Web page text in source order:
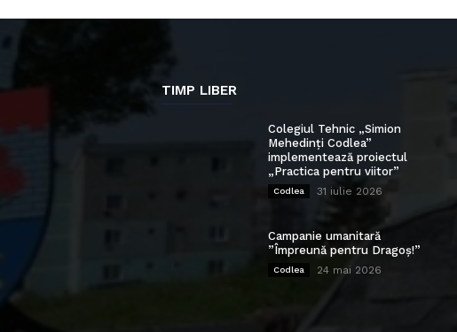
TIMP LIBER
Colegiul Tehnic „Simion
Mehedinți Codlea”
implementează proiectul
„Practica pentru viitor”
Codlea 31 iulie 2026
Campanie umanitară
”Împreună pentru Dragoș!”
Codlea 24 mai 2026